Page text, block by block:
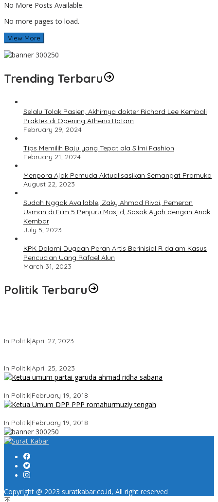
No More Posts Available.
No more pages to load.
View More
Trending Terbaru
Selalu Tolak Pasien, Akhirnya dokter Richard Lee Kembali
Praktek di Opening Athena Batam
February 29, 2024
Tips Memilih Baju yang Tepat ala Silmi Fashion
February 21, 2024
Menpora Ajak Pemuda Aktualisasikan Semangat Pramuka
August 22, 2023
Sudah Nggak Available, Zaky Ahmad Rivai, Pemeran
Usman di Film 5 Penjuru Masjid, Sosok Ayah dengan Anak
Kembar
July 5, 2023
KPK Dalami Dugaan Peran Artis Berinisial R dalam Kasus
Pencucian Uang Rafael Alun
March 31, 2023
Politik Terbaru
In Politik|April 27, 2023
In Politik|April 25, 2023
In Politik|February 19, 2018
In Politik|February 19, 2018
Copyright @ 2023 suratkabar.co.id, All right reserved